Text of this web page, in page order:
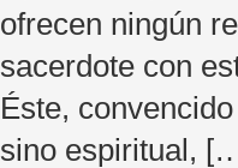
ofrecen ningún
sacerdote con
Éste,
sino espiritual,